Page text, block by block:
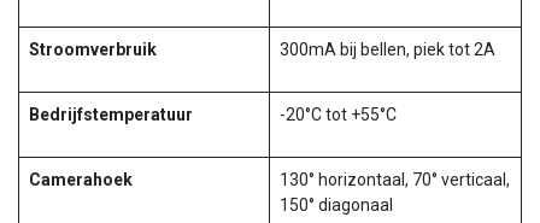
Stroomverbruik 300mA bij bellen, piek tot 2A
Bedrijfstemperatuur -20°C tot +55°C
Camerahoek
130° horizontaal, 70° verticaal,
150° diagonaal